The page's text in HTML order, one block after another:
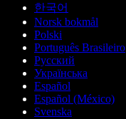
한국어
Norsk bokmål
Polski
Português Brasileiro
Русский
Українська
Español
Español (México)
Svenska